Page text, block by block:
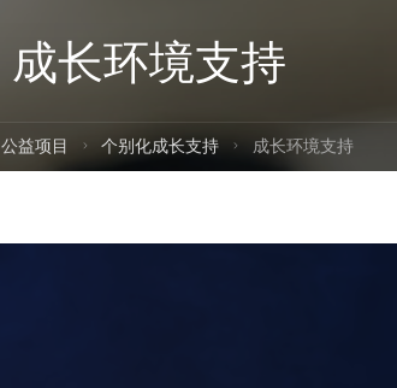
成长环境支持
公益项目 个别化成长支持 成长环境支持